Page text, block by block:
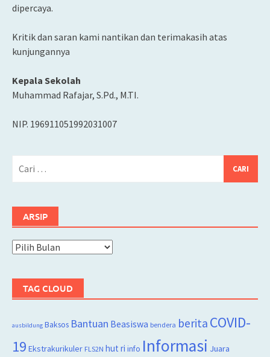
dipercaya.
Kritik dan saran kami nantikan dan terimakasih atas
kunjungannya
Kepala Sekolah
Muhammad Rafajar, S.Pd., M.TI.
NIP. 196911051992031007
ARSIP
Arsip
TAG CLOUD
ausbildung Baksos Bantuan Beasiswa bendera berita COVID-
19 Ekstrakurikuler FLS2N hut ri info Informasi Juara